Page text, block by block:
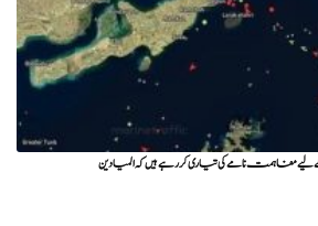
مفاہمت نامے کی تیاری کر رہے ہیں کہ المیادین